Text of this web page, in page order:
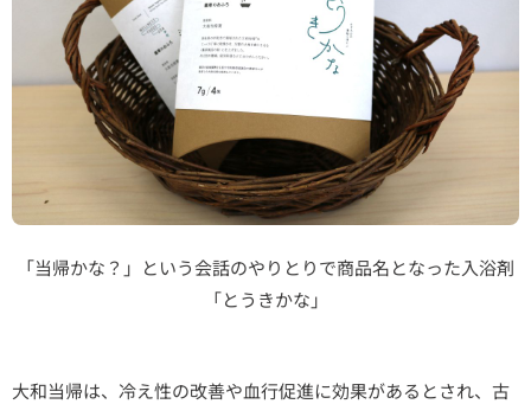
「当帰かな？」という会話のやりとりで商品名となった入浴剤
「とうきかな」
大和当帰は、冷え性の改善や血行促進に効果があるとされ、古